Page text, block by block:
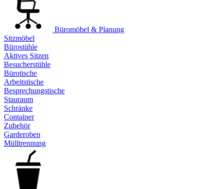
Büromöbel & Planung
Sitzmöbel
Bürostühle
Aktives Sitzen
Besucherstühle
Bürotische
Arbeitstische
Besprechungstische
Stauraum
Schränke
Container
Zubehör
Garderoben
Mülltrennung